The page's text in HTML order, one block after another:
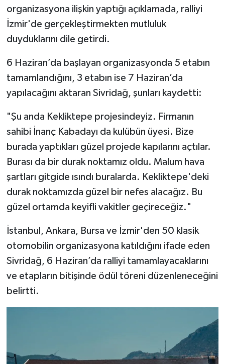
organizasyona ilişkin yaptığı açıklamada, ralliyi
İzmir'de gerçekleştirmekten mutluluk
duyduklarını dile getirdi.
6 Haziran’da başlayan organizasyonda 5 etabın
tamamlandığını, 3 etabın ise 7 Haziran’da
yapılacağını aktaran Sivridağ, şunları kaydetti:
"Şu anda Kekliktepe projesindeyiz. Firmanın
sahibi İnanç Kabadayı da kulübün üyesi. Bize
burada yaptıkları güzel projede kapılarını açtılar.
Burası da bir durak noktamız oldu. Malum hava
şartları gitgide ısındı buralarda. Kekliktepe'deki
durak noktamızda güzel bir nefes alacağız. Bu
güzel ortamda keyifli vakitler geçireceğiz."
İstanbul, Ankara, Bursa ve İzmir'den 50 klasik
otomobilin organizasyona katıldığını ifade eden
Sivridağ, 6 Haziran’da ralliyi tamamlayacaklarını
ve etapların bitişinde ödül töreni düzenleneceğini
belirtti.